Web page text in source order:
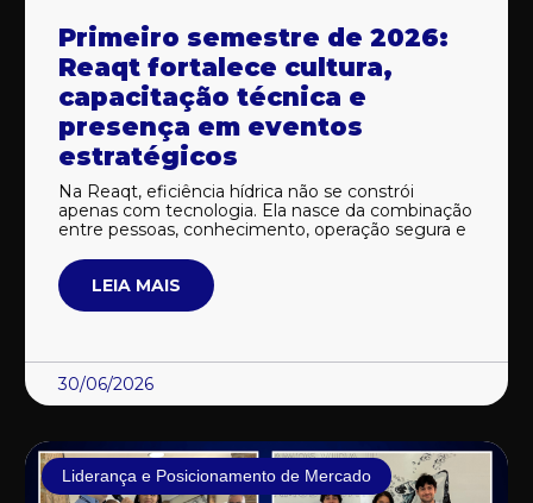
Primeiro semestre de 2026:
Reaqt fortalece cultura,
capacitação técnica e
presença em eventos
estratégicos
Na Reaqt, eficiência hídrica não se constrói
apenas com tecnologia. Ela nasce da combinação
entre pessoas, conhecimento, operação segura e
LEIA MAIS
30/06/2026
Liderança e Posicionamento de Mercado